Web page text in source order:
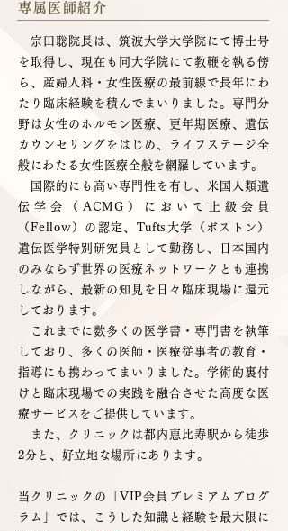
専属医師紹介
宗田聡院長は、筑波大学大学院にて博士号
を取得し、現在も同大学院にて教鞭を執る傍
ら、産婦人科・女性医療の最前線で長年にわ
たり臨床経験を積んでまいりました。専門分
野は女性のホルモン医療、更年期医療、遺伝
カウンセリングをはじめ、ライフステージ全
般にわたる女性医療全般を網羅しています。
国際的にも高い専門性を有し、米国人類遺
伝学会（ACMG）において上級会員
（Fellow）の認定、Tufts大学（ボストン）
遺伝医学特別研究員として勤務し、日本国内
のみならず世界の医療ネットワークとも連携
しながら、最新の知見を日々臨床現場に還元
しております。
これまでに数多くの医学書・専門書を執筆
しており、多くの医師・医療従事者の教育・
指導にも携わってまいりました。学術的裏付
けと臨床現場での実践を融合させた高度な医
療サービスをご提供しています。
また、クリニックは都内恵比寿駅から徒歩
2分と、好立地な場所にあります。
当クリニックの「VIP会員プレミアムプログ
ラム」では、こうした知識と経験を最大限に